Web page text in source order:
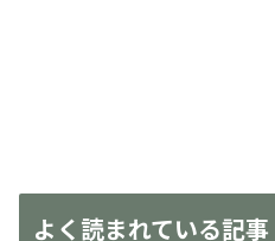
よく読まれている記事